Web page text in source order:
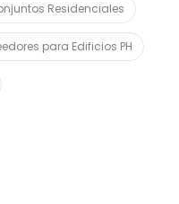
Residenciales
para Edificios PH